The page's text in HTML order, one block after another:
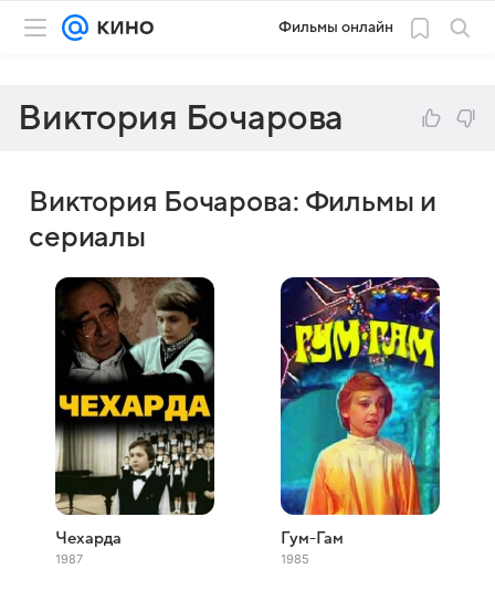
Фильмы онлайн
Виктория Бочарова
Виктория Бочарова: Фильмы и
сериалы
Чехарда
1987
Гум-Гам
1985